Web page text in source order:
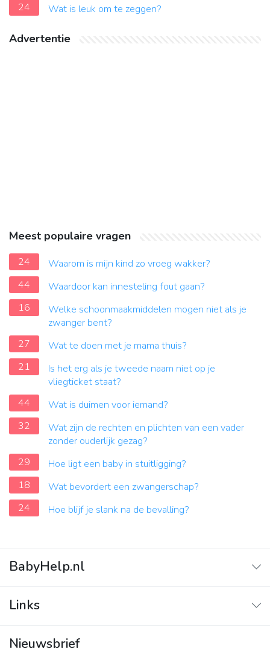
24
Wat is leuk om te zeggen?
Advertentie
Meest populaire vragen
24
Waarom is mijn kind zo vroeg wakker?
44
Waardoor kan innesteling fout gaan?
16
Welke schoonmaakmiddelen mogen niet als je
zwanger bent?
27
Wat te doen met je mama thuis?
21
Is het erg als je tweede naam niet op je
vliegticket staat?
44
Wat is duimen voor iemand?
32
Wat zijn de rechten en plichten van een vader
zonder ouderlijk gezag?
29
Hoe ligt een baby in stuitligging?
18
Wat bevordert een zwangerschap?
24
Hoe blijf je slank na de bevalling?
BabyHelp.nl
Vraag & Antwoord
Links
Contact
Nieuwsbrief